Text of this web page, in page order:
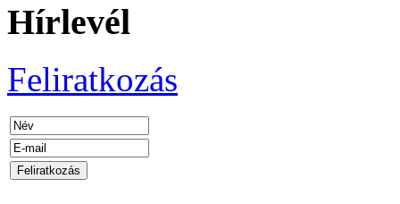
Hírlevél
Feliratkozás